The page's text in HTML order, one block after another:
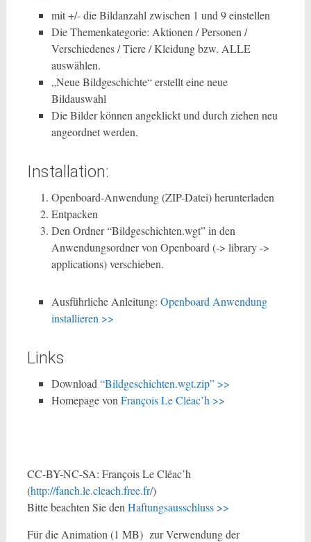
mit +/- die Bildanzahl zwischen 1 und 9 einstellen
Die Themenkategorie: Aktionen / Personen /
Verschiedenes / Tiere / Kleidung bzw. ALLE
auswählen.
„Neue Bildgeschichte“ erstellt eine neue
Bildauswahl
Die Bilder können angeklickt und durch ziehen neu
angeordnet werden.
Installation:
Openboard-Anwendung (ZIP-Datei) herunterladen
Entpacken
Den Ordner “Bildgeschichten.wgt” in den
Anwendungsordner von Openboard (-> library ->
applications) verschieben.
Ausführliche Anleitung: Openboard Anwendung
installieren >>
Links
Download “Bildgeschichten.wgt.zip” >>
Homepage von François Le Cléac’h >>
CC-BY-NC-SA: François Le Cléac’h
(http://fanch.le.cleach.free.fr/)
Bitte beachten Sie den Haftungsausschluss >>
Für die Animation (1 MB) zur Verwendung der